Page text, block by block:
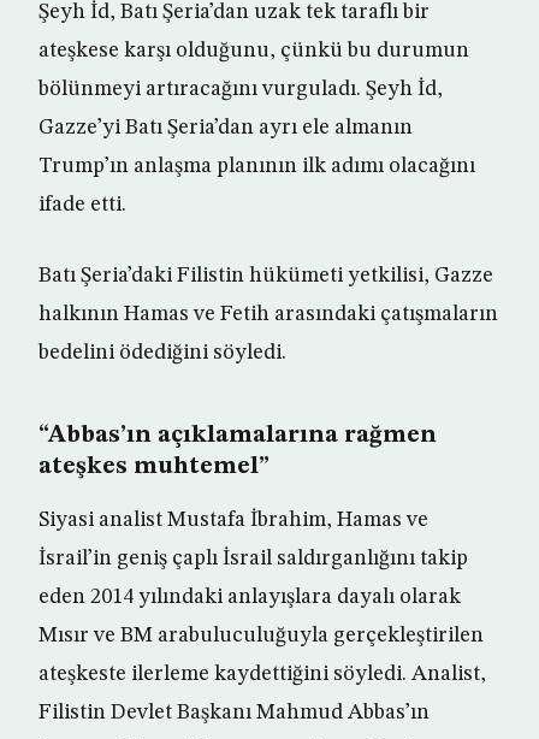
Şeyh İd, Batı Şeria’dan uzak tek taraflı bir
ateşkese karşı olduğunu, çünkü bu durumun
bölünmeyi artıracağını vurguladı. Şeyh İd,
Gazze’yi Batı Şeria’dan ayrı ele almanın
Trump’ın anlaşma planının ilk adımı olacağını
ifade etti.
Batı Şeria’daki Filistin hükümeti yetkilisi, Gazze
halkının Hamas ve Fetih arasındaki çatışmaların
bedelini ödediğini söyledi.
“Abbas’ın açıklamalarına rağmen
ateşkes muhtemel”
Siyasi analist Mustafa İbrahim, Hamas ve
İsrail’in geniş çaplı İsrail saldırganlığını takip
eden 2014 yılındaki anlayışlara dayalı olarak
Mısır ve BM arabuluculuğuyla gerçekleştirilen
ateşkeste ilerleme kaydettiğini söyledi. Analist,
Filistin Devlet Başkanı Mahmud Abbas’ın